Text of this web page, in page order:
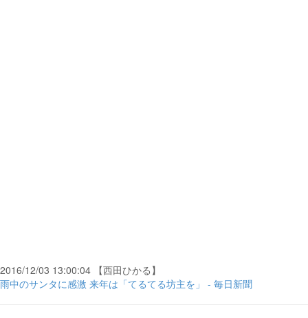
2016/12/03 13:00:04 【西田ひかる】
雨中のサンタに感激 来年は「てるてる坊主を」 - 毎日新聞